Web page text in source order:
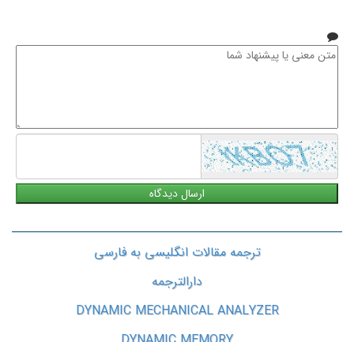
متن
ترجمه مقالات انگلیسی به فارسی
دارالترجمه
DYNAMIC MECHANICAL ANALYZER